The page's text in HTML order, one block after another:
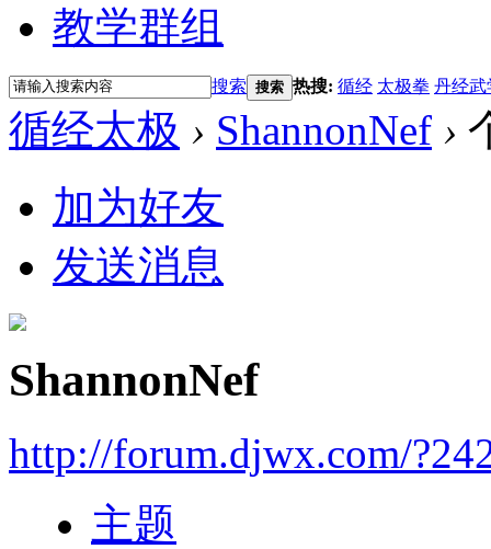
教学群组
搜索 搜索 热搜: 循经 太极拳 丹经武
循经太极 › ShannonNef ›
加为好友
发送消息
ShannonNef
http://forum.djwx.com/
主题